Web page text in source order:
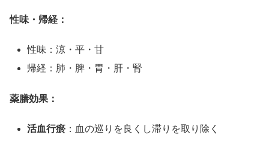
性味・帰経：
性味：涼・平・甘
帰経：肺・脾・胃・肝・腎
薬膳効果：
活血行瘀：血の巡りを良くし滞りを取り除く